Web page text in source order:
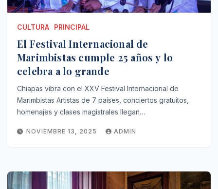
CULTURA PRINCIPAL
El Festival Internacional de
Marimbistas cumple 25 años y lo
celebra a lo grande
Chiapas vibra con el XXV Festival Internacional de
Marimbistas Artistas de 7 países, conciertos gratuitos,
homenajes y clases magistrales llegan…
NOVIEMBRE 13, 2025 ADMIN